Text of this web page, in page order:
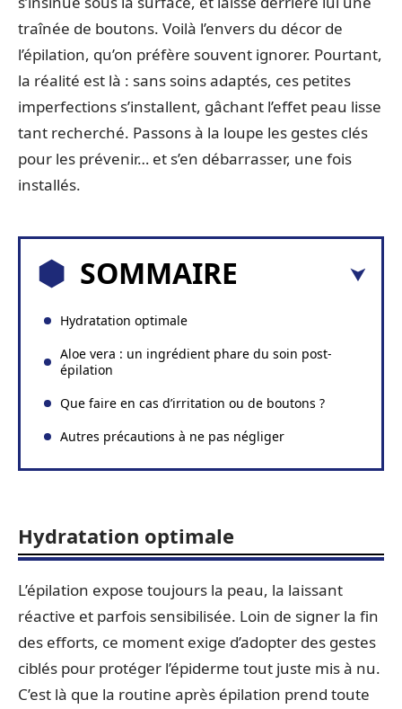
traînée de boutons. Voilà l’envers du décor de
l’épilation, qu’on préfère souvent ignorer. Pourtant,
la réalité est là : sans soins adaptés, ces petites
imperfections s’installent, gâchant l’effet peau lisse
tant recherché. Passons à la loupe les gestes clés
pour les prévenir… et s’en débarrasser, une fois
installés.
SOMMAIRE
Hydratation optimale
Aloe vera : un ingrédient phare du soin post-
épilation
Que faire en cas d’irritation ou de boutons ?
Autres précautions à ne pas négliger
Hydratation optimale
L’épilation expose toujours la peau, la laissant
réactive et parfois sensibilisée. Loin de signer la fin
des efforts, ce moment exige d’adopter des gestes
ciblés pour protéger l’épiderme tout juste mis à nu.
C’est là que la routine après épilation prend toute